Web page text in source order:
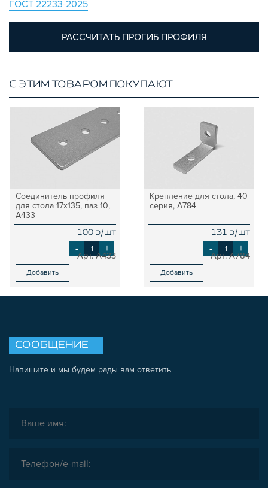
ПЛАСТИКОВЫЕ КОРОБКИ
ГОСТ 22233-2025
РАССЧИТАТЬ ПРОГИБ ПРОФИЛЯ
С ЭТИМ ТОВАРОМ ПОКУПАЮТ
Соединитель профиля
для стола 17х135, паз 10,
A433
100 р/шт
- +
A433
Добавить
Крепление для стола, 40
серия, A784
131 р/шт
- +
A784
Добавить
СООБЩЕНИЕ
Напишите и мы будем рады вам ответить